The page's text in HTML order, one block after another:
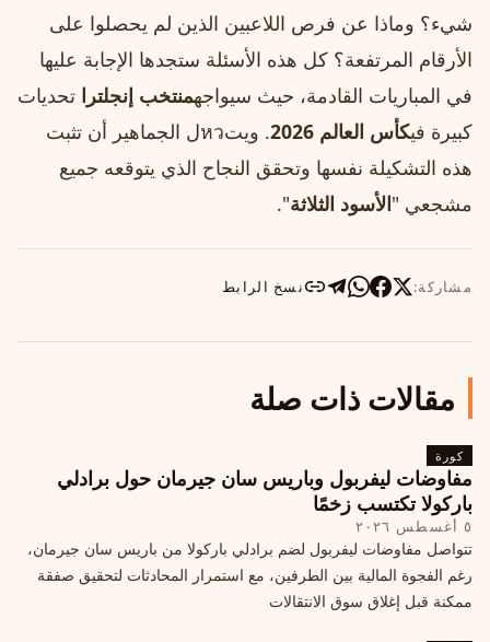
شيء؟ وماذا عن فرص اللاعبين الذين لم يحصلوا على
الأرقام المرتفعة؟ كل هذه الأسئلة ستجدها الإجابة عليها
في المباريات القادمة، حيث سيواجهمنتخب إنجلترا تحديات
كبيرة فيكأس العالم 2026
. ويتหวل الجماهير أن تثبت
هذه التشكيلة نفسها وتحقق النجاح الذي يتوقعه جميع
مشجعي "الأسود الثلاثة".
مشاركة: نسخ الرابط
مقالات ذات صلة
كورة
مفاوضات ليفربول وباريس سان جيرمان حول برادلي
باركولا تكتسب زخمًا
٥ أغسطس ٢٠٢٦
تتواصل مفاوضات ليفربول لضم برادلي باركولا من باريس سان جيرمان،
رغم الفجوة المالية بين الطرفين، مع استمرار المحادثات لتحقيق صفقة
ممكنة قبل إغلاق سوق الانتقالات